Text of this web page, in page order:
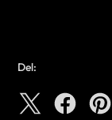
Del: